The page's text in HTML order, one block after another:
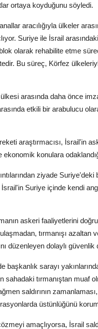
ortaya koyduğunu söyledi.
aracılığıyla ülkeler
Suriye ile İsrail
olarak rehabilite etme
Bu süreç, Körfez
arasında daha önce
etkili bir arabulucu
araştırmacısı, İsrail'in
konulara
ziyade
Suriye içinde kendi
askeri faaliyetlerini
tırmanışı azaltan
düzenleyen dolaylı
sarayı
sahadaki tırmanıştan muaf
saldırının
üstünlüğünü
amaçlıyorsa, İsrail